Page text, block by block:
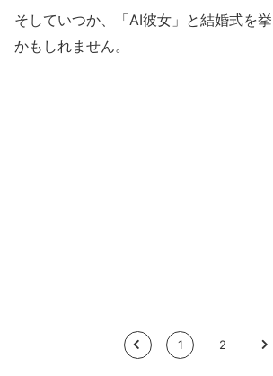
そしていつか、「AI彼女」と結婚式を
かもしれません。
< 1 2 >